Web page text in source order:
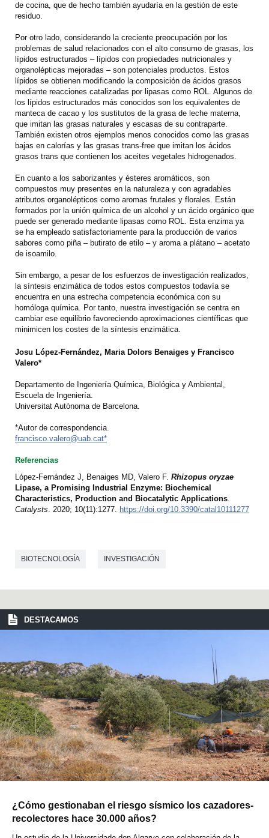
de cocina, que de hecho también ayudaría en la gestión de este
residuo.
Por otro lado, considerando la creciente preocupación por los
problemas de salud relacionados con el alto consumo de grasas, los
lípidos estructurados – lípidos con propiedades nutricionales y
organolépticas mejoradas – son potenciales productos. Estos
lípidos se obtienen modificando la composición de ácidos grasos
mediante reacciones catalizadas por lipasas como ROL. Algunos de
los lípidos estructurados más conocidos son los equivalentes de
manteca de cacao y los sustitutos de la grasa de leche materna,
que imitan las grasas naturales y escasas de su contraparte.
También existen otros ejemplos menos conocidos como las grasas
bajas en calorías y las grasas trans-free que imitan los ácidos
grasos trans que contienen los aceites vegetales hidrogenados.
En cuanto a los saborizantes y ésteres aromáticos, son
compuestos muy presentes en la naturaleza y con agradables
atributos organolépticos como aromas frutales y florales. Están
formados por la unión química de un alcohol y un ácido orgánico que
puede ser generado mediante lipasas como ROL. Esta enzima ya
se ha empleado satisfactoriamente para la producción de varios
sabores como piña – butirato de etilo – y aroma a plátano – acetato
de isoamilo.
Sin embargo, a pesar de los esfuerzos de investigación realizados,
la síntesis enzimática de todos estos compuestos todavía se
encuentra en una estrecha competencia económica con su
homóloga química. Por tanto, nuestra investigación se centra en
cambiar ese equilibrio favoreciendo aproximaciones científicas que
minimicen los costes de la síntesis enzimática.
Josu López-Fernández, Maria Dolors Benaiges y Francisco
Valero*
Departamento de Ingeniería Química, Biológica y Ambiental,
Escuela de Ingeniería.
Universitat Autònoma de Barcelona.
*Autor de correspondencia.
francisco.valero@uab.cat*
Referencias
López-Fernández J, Benaiges MD, Valero F. Rhizopus oryzae
Lipase, a Promising Industrial Enzyme: Biochemical
Characteristics, Production and Biocatalytic Applications.
Catalysts. 2020; 10(11):1277. https://doi.org/10.3390/catal10111277
BIOTECNOLOGÍA INVESTIGACIÓN
DESTACAMOS
¿Cómo gestionaban el riesgo sísmico los cazadores-
recolectores hace 30.000 años?